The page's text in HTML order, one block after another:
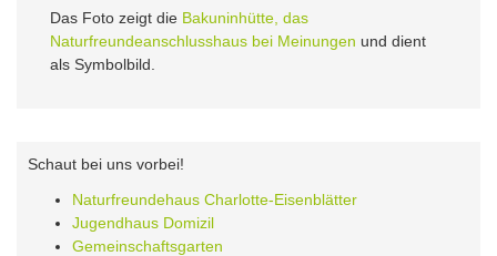
Das Foto zeigt die Bakuninhütte, das
Naturfreundeanschlusshaus bei Meinungen und dient
als Symbolbild.
Schaut bei uns vorbei!
Naturfreundehaus Charlotte-Eisenblätter
Jugendhaus Domizil
Gemeinschaftsgarten